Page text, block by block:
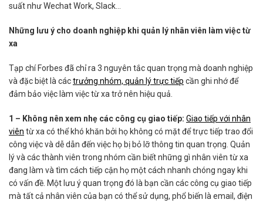
suất như Wechat Work, Slack…
Những lưu ý cho doanh nghiệp khi quản lý nhân viên làm việc từ
xa
Tạp chí Forbes đã chỉ ra 3 nguyên tắc quan trọng mà doanh nghiệp
và đặc biệt là cáctrưởng nhóm, quản lý trực tiếp cần ghi nhớ để
đảm bảo việc làm việc từ xa trở nên hiệu quả.
1 – Không nên xem nhẹ các công cụ giao tiếp: Giao tiếp với nhân
viên từ xa có thể khó khăn bởi họ không có mặt để trực tiếp trao đổi
công việc và dễ dẫn đến việc họ bị bỏ lỡ thông tin quan trọng. Quản
lý và các thành viên trong nhóm cần biết những gì nhân viên từ xa
đang làm và tìm cách tiếp cận họ một cách nhanh chóng ngay khi
có vấn đề. Một lưu ý quan trọng đó là bạn cần các công cụ giao tiếp
mà tất cả nhân viên của bạn có thể sử dụng, phổ biến là email, điện